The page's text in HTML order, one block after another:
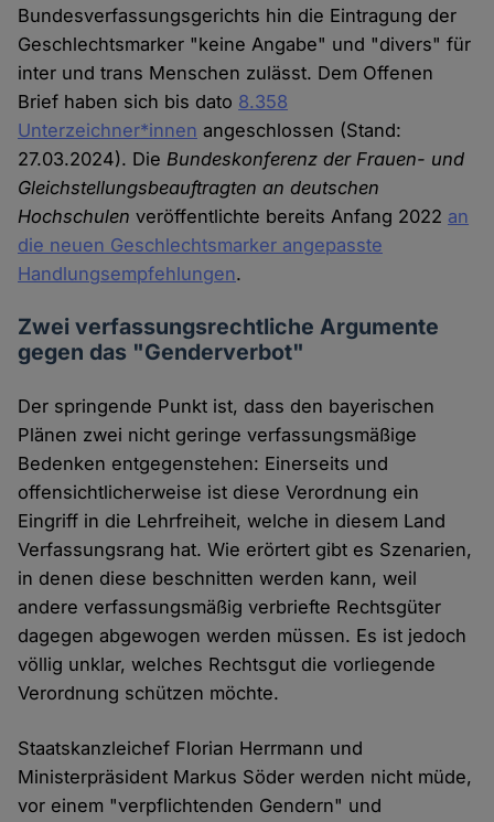
Bundesverfassungsgerichts hin die Eintragung der
Geschlechtsmarker "keine Angabe" und "divers" für
inter und trans Menschen zulässt. Dem Offenen
Brief haben sich bis dato 8.358
Unterzeichner*innen angeschlossen (Stand:
27.03.2024). DieBundeskonferenz der Frauen- und
Gleichstellungsbeauftragten an deutschen
Hochschulen veröffentlichte bereits Anfang 2022 an
die neuen Geschlechtsmarker angepasste
Handlungsempfehlungen.
Zwei verfassungsrechtliche Argumente
gegen das "Genderverbot"
Der springende Punkt ist, dass den bayerischen
Plänen zwei nicht geringe verfassungsmäßige
Bedenken entgegenstehen: Einerseits und
offensichtlicherweise ist diese Verordnung ein
Eingriff in die Lehrfreiheit, welche in diesem Land
Verfassungsrang hat. Wie erörtert gibt es Szenarien,
in denen diese beschnitten werden kann, weil
andere verfassungsmäßig verbriefte Rechtsgüter
dagegen abgewogen werden müssen. Es ist jedoch
völlig unklar, welches Rechtsgut die vorliegende
Verordnung schützen möchte.
Staatskanzleichef Florian Herrmann und
Ministerpräsident Markus Söder werden nicht müde,
vor einem "verpflichtenden Gendern" und